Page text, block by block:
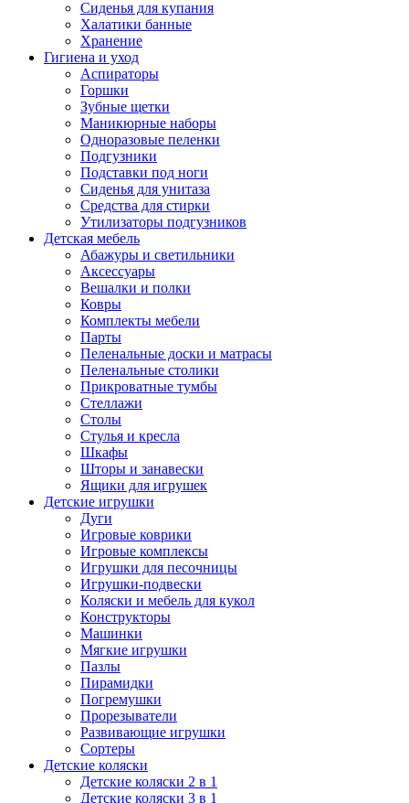
Сиденья для купания
Халатики банные
Хранение
Гигиена и уход
Аспираторы
Горшки
Зубные щетки
Маникюрные наборы
Одноразовые пеленки
Подгузники
Подставки под ноги
Сиденья для унитаза
Средства для стирки
Утилизаторы подгузников
Детская мебель
Абажуры и светильники
Аксессуары
Вешалки и полки
Ковры
Комплекты мебели
Парты
Пеленальные доски и матрасы
Пеленальные столики
Прикроватные тумбы
Стеллажи
Столы
Стулья и кресла
Шкафы
Шторы и занавески
Ящики для игрушек
Детские игрушки
Дуги
Игровые коврики
Игровые комплексы
Игрушки для песочницы
Игрушки-подвески
Коляски и мебель для кукол
Конструкторы
Машинки
Мягкие игрушки
Пазлы
Пирамидки
Погремушки
Прорезыватели
Развивающие игрушки
Сортеры
Детские коляски
Детские коляски 2 в 1
Детские коляски 3 в 1